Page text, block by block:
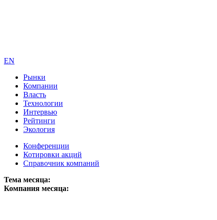
EN
Рынки
Компании
Власть
Технологии
Интервью
Рейтинги
Экология
Конференции
Котировки акций
Справочник компаний
Тема месяца:
Компания месяца: